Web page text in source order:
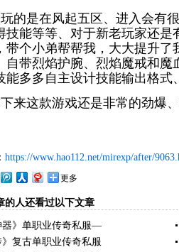
的是在风起五区、进入会有
技能等等、对于新老玩家还
带个小弟帮帮我，大大提升
自带烈焰护腕、烈焰魔戒和
能多多自主设计技能输出格式
来这款游戏还是非常的劲爆
https://www.hao112.net/mirexp/after/
更多
的人还看过以下文章
器》单职业传奇私服—
》复古单职业传奇私服